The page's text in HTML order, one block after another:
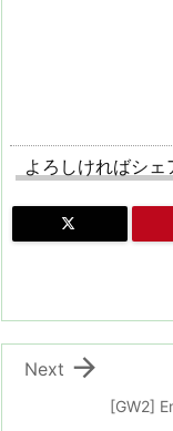
よろしければシ
[GW2]

Next